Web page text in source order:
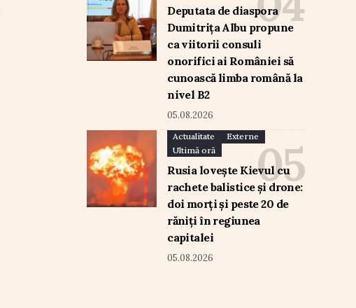
Deputata de diaspora
Dumitrița Albu propune
ca viitorii consuli
onorifici ai României să
cunoască limba română la
nivel B2
05.08.2026
Actualitate
Externe
Ultimă oră
Rusia lovește Kievul cu
rachete balistice și drone:
doi morți și peste 20 de
răniți în regiunea
capitalei
05.08.2026